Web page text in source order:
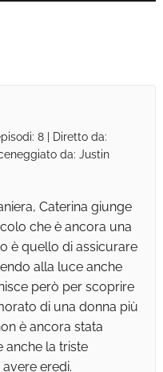
8 | Diretto da:
da: Justin
Caterina giunge
che è ancora una
è quello di assicurare
alla luce anche
però per scoprire
di una donna più
è ancora stata
anche la triste
eredi.